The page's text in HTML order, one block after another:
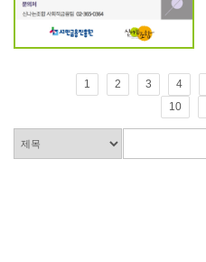
1 2 3 4
10